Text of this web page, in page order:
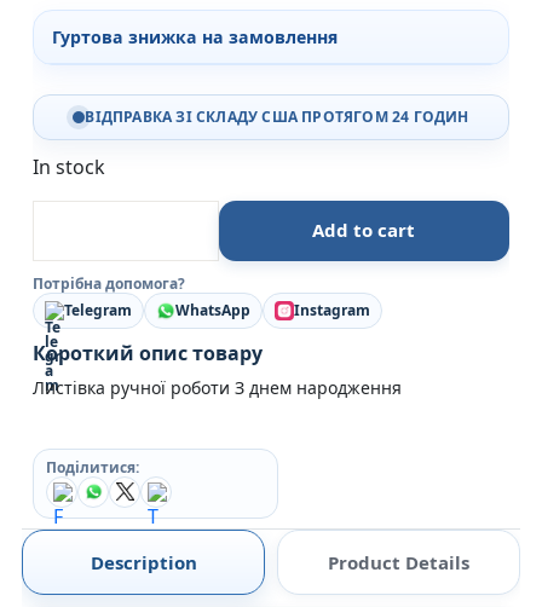
Гуртова знижка на замовлення
ВІДПРАВКА ЗІ СКЛАДУ США ПРОТЯГОМ 24 ГОДИН
In stock
З днем народження Листівка ручної роботи
Add to cart
Потрібна допомога?
Telegram
WhatsApp Instagram
Короткий опис товару
Листівка ручної роботи З днем народження
Поділитися:
Description Product Details